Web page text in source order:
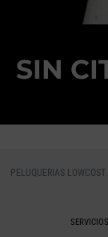
SIN
PELUQUERIAS
SERVICIOS